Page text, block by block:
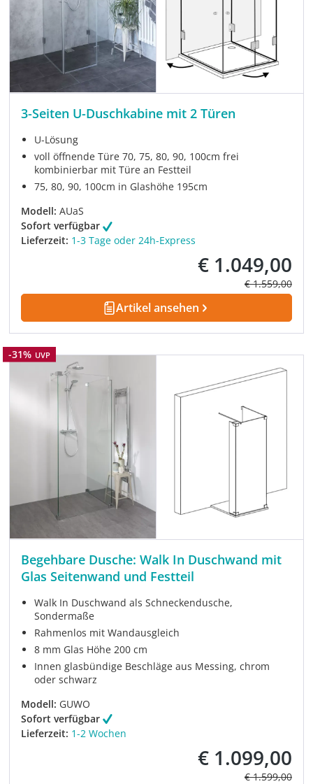
3-Seiten U-Duschkabine mit 2 Türen
U-Lösung
voll öffnende Türe 70, 75, 80, 90, 100cm frei
kombinierbar mit Türe an Festteil
75, 80, 90, 100cm in Glashöhe 195cm
Modell: AUaS
Sofort verfügbar
Lieferzeit: 1-3 Tage oder 24h-Express
Verkaufspreis:
€ 1.049,00
Regulärer
€ 1.559,00
Artikel ansehen
Rabatt
-31% UVP
Begehbare Dusche: Walk In Duschwand mit
Glas Seitenwand und Festteil
Walk In Duschwand als Schneckendusche,
Sondermaße
Rahmenlos mit Wandausgleich
8 mm Glas Höhe 200 cm
Innen glasbündige Beschläge aus Messing, chrom
oder schwarz
Modell: GUWO
Sofort verfügbar
Lieferzeit: 1-2 Wochen
Verkaufspreis:
€ 1.099,00
Regulärer
€ 1.599,00